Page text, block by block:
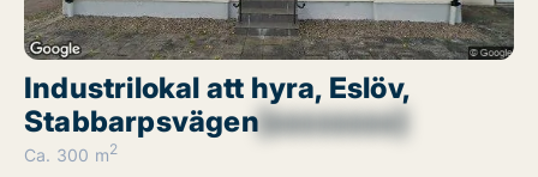
Industrilokal att hyra, Eslöv,
Stabbarpsvägen[xxxxxxxx]
Ca. 300 m2